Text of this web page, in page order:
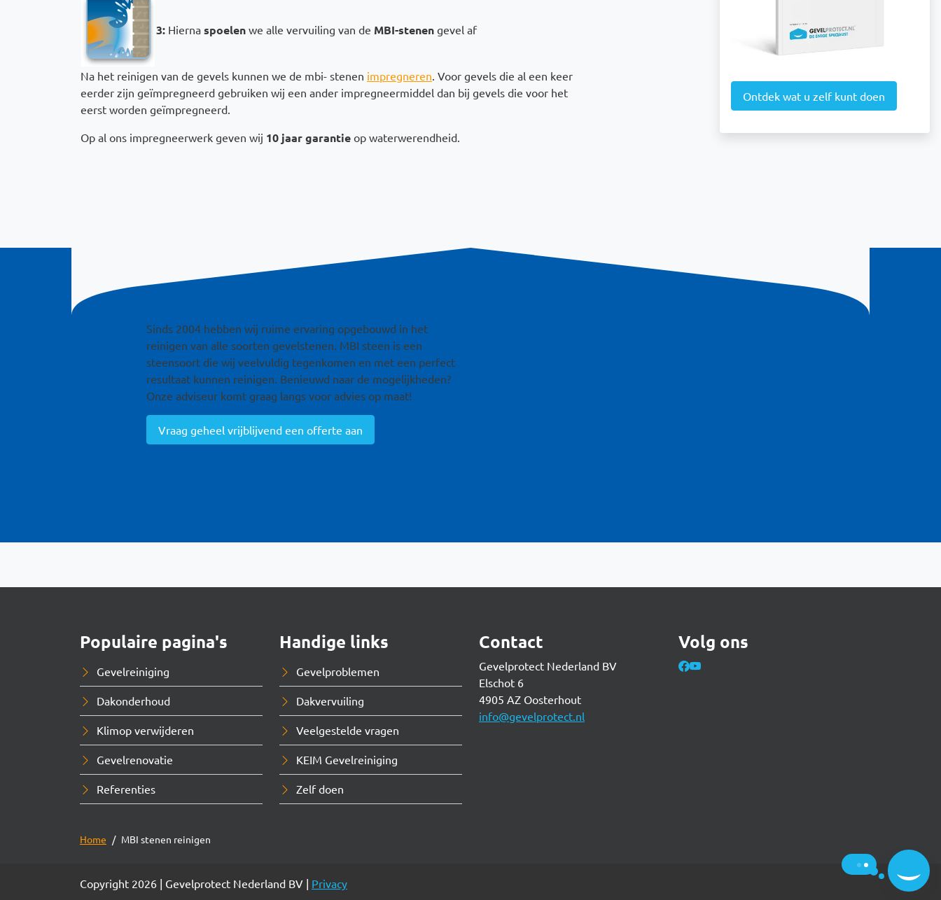
Ontdek wat u zelf kunt doen
3: Hierna spoelen we alle vervuiling van de MBI-stenen gevel af
Na het reinigen van de gevels kunnen we de mbi- stenen impregneren. Voor gevels die al een keer
eerder zijn geïmpregneerd gebruiken wij een ander impregneermiddel dan bij gevels die voor het
eerst worden geïmpregneerd.
Op al ons impregneerwerk geven wij 10 jaar garantie op waterwerendheid.
Sinds 2004 hebben wij ruime ervaring opgebouwd in het
reinigen van alle soorten gevelstenen. MBI steen is een
steensoort die wij veelvuldig tegenkomen en met een perfect
resultaat kunnen reinigen. Benieuwd naar de mogelijkheden?
Onze adviseur komt graag langs voor advies op maat!
Vraag geheel vrijblijvend een offerte aan
Populaire pagina's
Gevelreiniging
Dakonderhoud
Klimop verwijderen
Gevelrenovatie
Referenties
Handige links
Gevelproblemen
Dakvervuiling
Veelgestelde vragen
KEIM Gevelreiniging
Zelf doen
Contact
Gevelprotect Nederland BV
Elschot 6
4905 AZ Oosterhout
info@gevelprotect.nl
Volg ons
Home MBI stenen reinigen
Copyright 2026 | Gevelprotect Nederland BV | Privacy